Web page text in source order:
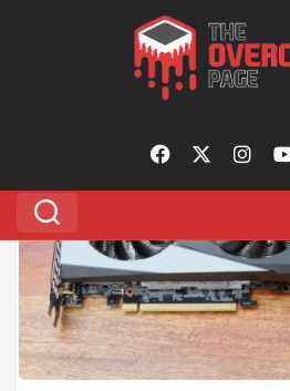
gigabyte rtx3050